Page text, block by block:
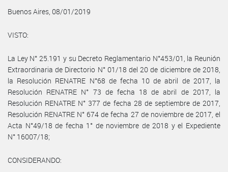
Buenos Aires, 08/01/2019
VISTO:
La Ley N° 25.191 y su Decreto Reglamentario N°453/01, la Reunión
Extraordinaria de Directorio N° 01/18 del 20 de diciembre de 2018,
la Resolución RENATRE N°68 de fecha 10 de abril de 2017, la
Resolución RENATRE N° 73 de fecha 18 de abril de 2017, la
Resolución RENATRE N° 377 de fecha 28 de septiembre de 2017,
Resolución RENATRE N° 674 de fecha 27 de noviembre de 2017, el
Acta N°49/18 de fecha 1° de noviembre de 2018 y el Expediente
N° 16007/18;
CONSIDERANDO: